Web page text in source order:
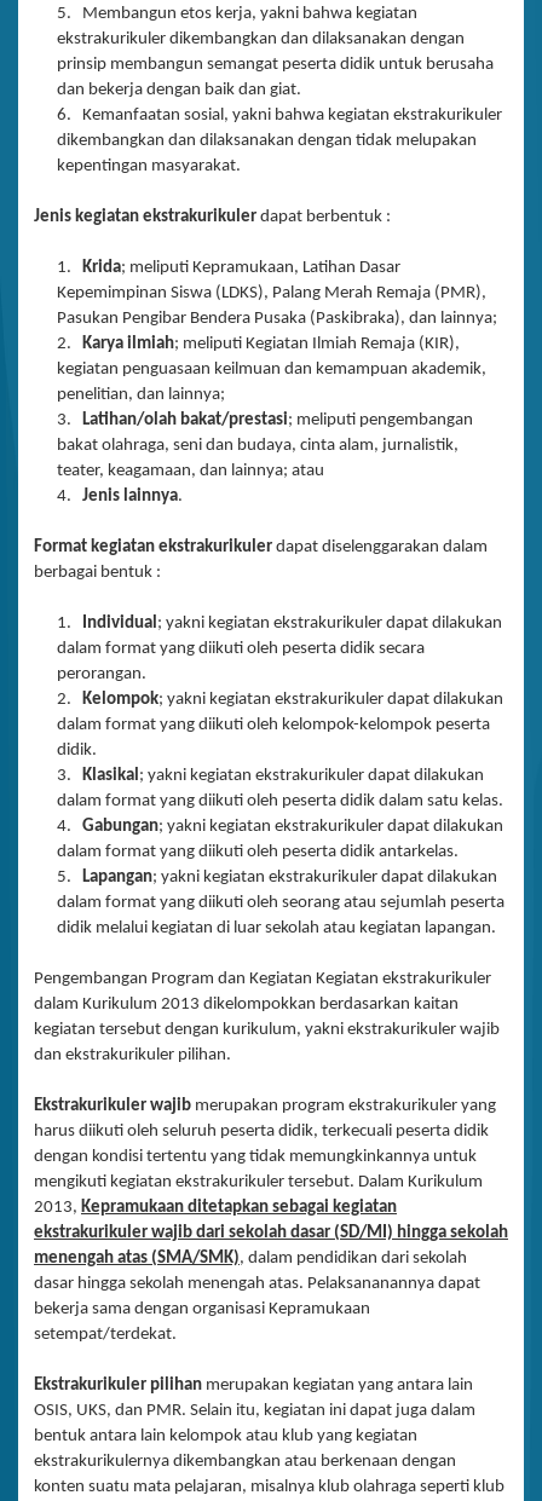
5. Membangun etos kerja, yakni bahwa kegiatan
ekstrakurikuler dikembangkan dan dilaksanakan dengan
prinsip membangun semangat peserta didik untuk berusaha
dan bekerja dengan baik dan giat.
6. Kemanfaatan sosial, yakni bahwa kegiatan ekstrakurikuler
dikembangkan dan dilaksanakan dengan tidak melupakan
kepentingan masyarakat.
Jenis kegiatan ekstrakurikuler dapat berbentuk :
1. Krida; meliputi Kepramukaan, Latihan Dasar
Kepemimpinan Siswa (LDKS), Palang Merah Remaja (PMR),
Pasukan Pengibar Bendera Pusaka (Paskibraka), dan lainnya;
2.
Karya ilmiah; meliputi Kegiatan Ilmiah Remaja (KIR),
kegiatan penguasaan keilmuan dan kemampuan akademik,
penelitian, dan lainnya;
3.
Latihan/olah bakat/prestasi; meliputi pengembangan
bakat olahraga, seni dan budaya, cinta alam, jurnalistik,
teater, keagamaan, dan lainnya; atau
4. Jenis lainnya.
Format kegiatan ekstrakurikuler dapat diselenggarakan dalam
berbagai bentuk :
1. Individual ; yakni kegiatan ekstrakurikuler dapat dilakukan
dalam format yang diikuti oleh peserta didik secara
perorangan.
2.
Kelompok; yakni kegiatan ekstrakurikuler dapat dilakukan
dalam format yang diikuti oleh kelompok-kelompok peserta
didik.
3.
Klasikal ; yakni kegiatan ekstrakurikuler dapat dilakukan
dalam format yang diikuti oleh peserta didik dalam satu kelas.
4. Gabungan; yakni kegiatan ekstrakurikuler dapat dilakukan
dalam format yang diikuti oleh peserta didik antarkelas.
5.
Lapangan; yakni kegiatan ekstrakurikuler dapat dilakukan
dalam format yang diikuti oleh seorang atau sejumlah peserta
didik melalui kegiatan di luar sekolah atau kegiatan lapangan.
Pengembangan Program dan Kegiatan Kegiatan ekstrakurikuler
dalam Kurikulum 2013 dikelompokkan berdasarkan kaitan
kegiatan tersebut dengan kurikulum, yakni ekstrakurikuler wajib
dan ekstrakurikuler pilihan.
Ekstrakurikuler wajib merupakan program ekstrakurikuler yang
harus diikuti oleh seluruh peserta didik, terkecuali peserta didik
dengan kondisi tertentu yang tidak memungkinkannya untuk
mengikuti kegiatan ekstrakurikuler tersebut. Dalam Kurikulum
2013, Kepramukaan ditetapkan sebagai kegiatan
ekstrakurikuler wajib dari sekolah dasar (SD/MI) hingga sekolah
menengah atas (SMA/SMK), dalam pendidikan dari sekolah
dasar hingga sekolah menengah atas. Pelaksananannya dapat
bekerja sama dengan organisasi Kepramukaan
setempat/terdekat.
Ekstrakurikuler pilihan merupakan kegiatan yang antara lain
OSIS, UKS, dan PMR. Selain itu, kegiatan ini dapat juga dalam
bentuk antara lain kelompok atau klub yang kegiatan
ekstrakurikulernya dikembangkan atau berkenaan dengan
konten suatu mata pelajaran, misalnya klub olahraga seperti klub